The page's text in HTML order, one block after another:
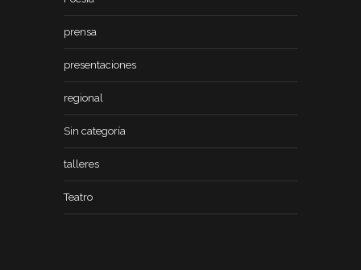
prensa
presentaciones
regional
Sin categoría
talleres
Teatro